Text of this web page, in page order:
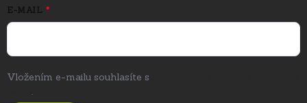
E-MAIL
Vložením e-mailu souhlasíte s
.